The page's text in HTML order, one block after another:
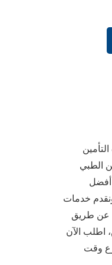
الطبي
أفضل
خدمات
عن طريق
اطلب الآن
وقت